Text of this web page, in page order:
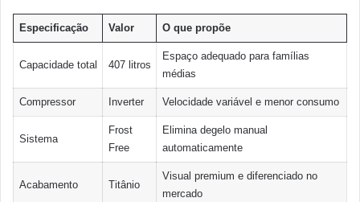
Especificação Valor O que propõe
Capacidade total 407 litros
Espaço adequado para famílias
médias
Compressor Inverter Velocidade variável e menor consumo
Sistema
Frost
Free
Elimina degelo manual
automaticamente
Acabamento Titânio
Visual premium e diferenciado no
mercado